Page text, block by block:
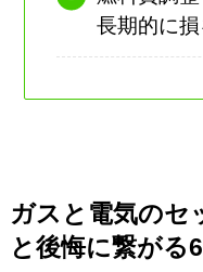
長期的に損
ガスと電気のセ
と後悔に繋がる